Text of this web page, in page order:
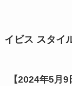
イビス スタイ
【2024年5月